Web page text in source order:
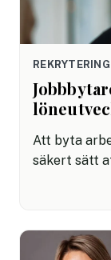
REKRYTERING
Att byta
säkert sätt